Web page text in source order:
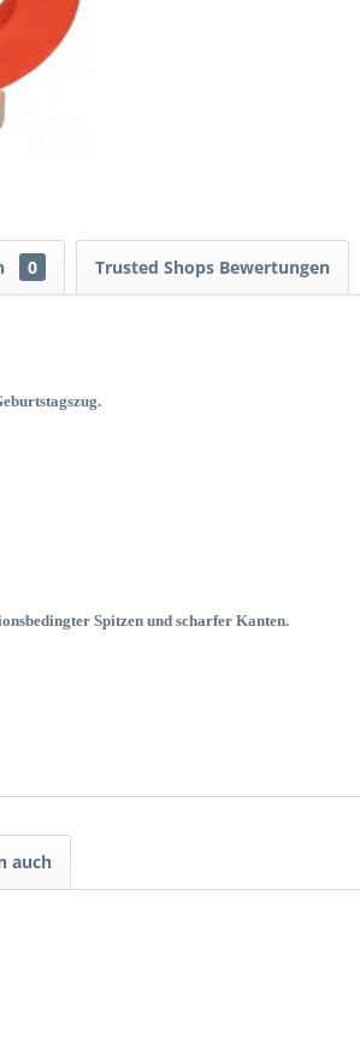
0 Trusted Shops Bewertungen
Spitzen und scharfer Kanten.
auch